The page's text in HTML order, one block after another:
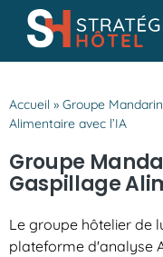
Passer
contenu
Analyses & conseils
Partenaires
Missions SH
Accueil » Groupe
Alimentaire avec l’IA
Groupe
Gaspillage
Le groupe hôtelier de
plateforme d'analyse